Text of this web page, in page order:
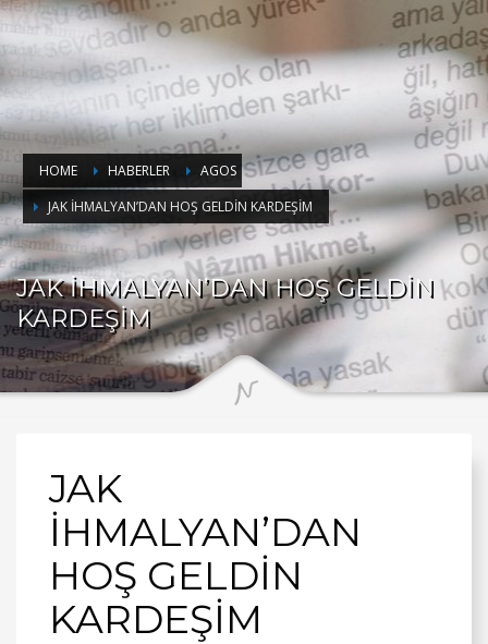
HOME HABERLER
AGOS
JAK İHMALYAN’DAN HOŞ GELDİN KARDEŞİM
JAK İHMALYAN’DAN HOŞ GELDİN
KARDEŞİM
JAK
İHMALYAN’DAN
HOŞ GELDİN
KARDEŞİM